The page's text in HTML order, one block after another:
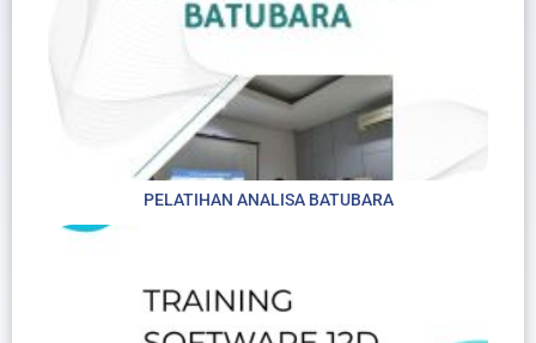
PELATIHAN ANALISA BATUBARA